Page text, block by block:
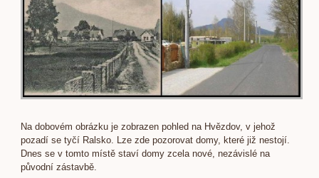
Na dobovém obrázku je zobrazen pohled na Hvězdov, v jehož
pozadí se tyčí Ralsko. Lze zde pozorovat domy, které již nestojí.
Dnes se v tomto místě staví domy zcela nové, nezávislé na
původní zástavbě.